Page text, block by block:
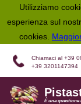
Utilizziamo
esperienza sul
cookies.
Chiamaci al +39
+39 3201147394
É una questione